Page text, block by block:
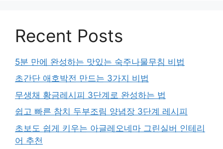
Recent Posts
5분 만에 완성하는 맛있는 숙주나물무침 비법
초간단 애호박전 만드는 3가지 비법
무생채 황금레시피 3단계로 완성하는 법
쉽고 빠른 참치 두부조림 양념장 3단계 레시피
초보도 쉽게 키우는 아글레오네마 그린실버 인테리
어 추천